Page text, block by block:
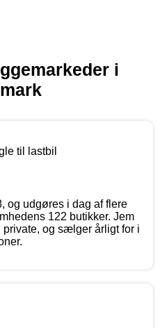
i
og udgøres i dag af flere
122 butikker. Jem
og sælger årligt for i